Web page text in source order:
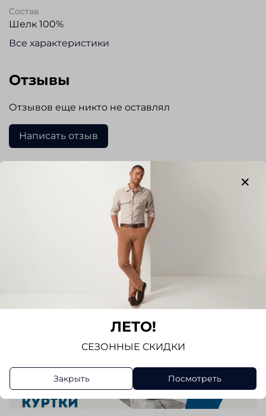
Состав
Шелк 100%
Все характеристики
Отзывы
Отзывов еще никто не оставлял
Написать отзыв
ЛЕТО!
СЕЗОННЫЕ СКИДКИ
Закрыть Посмотреть